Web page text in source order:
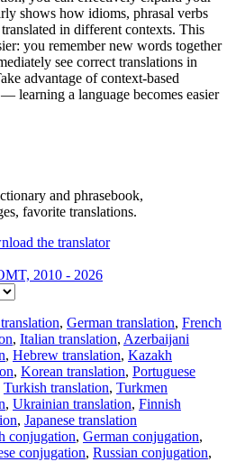
shows how idioms, phrasal verbs
in different contexts. This
you remember new words together
see correct translations in
advantage of context-based
learning a language becomes easier
and phrasebook,
favorite translations.
2010 - 2026
, German translation, French
, Italian translation, Azerbaijani
, Hebrew translation, Kazakh
, Korean translation, Portuguese
Turkish translation, Turkmen
, Ukrainian translation, Finnish
, Japanese translation
conjugation, German conjugation,
conjugation, Russian conjugation,